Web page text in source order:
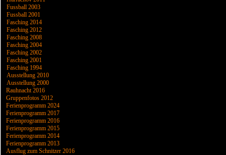
Fussball 2003
Fussball 2001
Fasching 2014
Fasching 2012
Fasching 2008
Fasching 2004
Fasching 2002
Fasching 2001
Fasching 1994
Ausstellung 2010
Ausstellung 2000
Rauhnacht 2016
Gruppenfotos 2012
Ferienprogramm 2024
Ferienprogramm 2017
Ferienprogramm 2016
Ferienprogramm 2015
Ferienprogramm 2014
Ferienprogramm 2013
Ausflug zum Schnitzer 2016